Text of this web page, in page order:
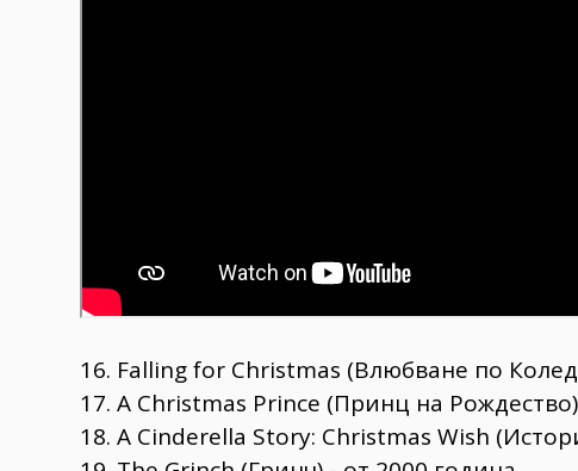
16. Falling for Christmas (Влюбване по
17. A Christmas Prince (Принц на Рождество)
18. A Cinderella Story: Christmas Wish